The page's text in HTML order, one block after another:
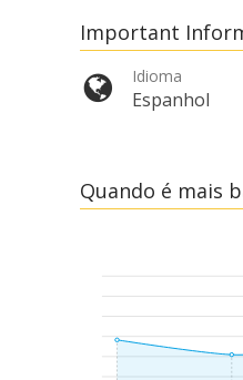
Important
Idioma
Espanhol
Quando é mais